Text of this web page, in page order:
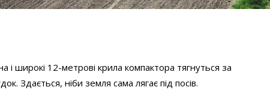
і широкі 12-метрові крила компактора тягнуться за
Здається, ніби земля сама лягає під посів.